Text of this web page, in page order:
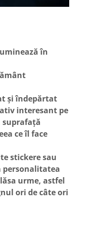
în
și îndepărtat
interesant pe
suprafață
ce îl face
stickere sau
personalitatea
urme, astfel
ori de câte ori